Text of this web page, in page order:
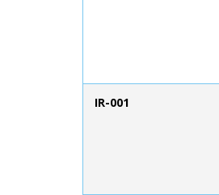
IR-001